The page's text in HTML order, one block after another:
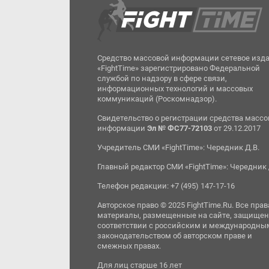
Средство массовой информации сетевое
«FightTime» зарегистрировано Федеральной
службой по надзору в сфере связи,
информационных технологий и массовых
коммуникаций (Роскомнадзор).
Свидетельство о регистрации средства
информацииЭл № ФС77-72103 от 29.12.2017
Учредитель СМИ «FightTime»: Чередник Д.В.
Главный редактор СМИ «FightTime»: Чередник
Телефон редакции: +7 (495) 147-17-16
Авторское право © 2025 FightTime.Ru. Все
материалы, размещенные на сайте,
соответствии с российским и
законодательством об авторском праве и
смежных правах.
Для лиц старше 16 лет